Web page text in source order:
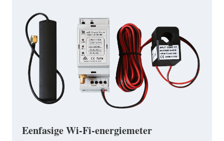
Eenfasige Wi-Fi-energiemeter